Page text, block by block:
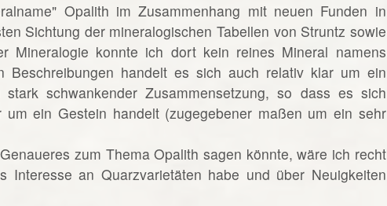
Opalith im Zusammenhang mit neuen Funden in
Sichtung der mineralogischen Tabellen von Struntz sowie
Mineralogie konnte ich dort kein reines Mineral namens
Beschreibungen handelt es sich auch relativ klar um ein
schwankender Zusammensetzung, so dass es sich
ein Gestein handelt (zugegebener maßen um ein sehr
zum Thema Opalith sagen könnte, wäre ich recht
Interesse an Quarzvarietäten habe und über Neuigkeiten